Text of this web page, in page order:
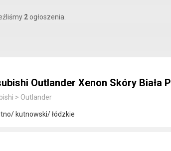
2 ogłoszenia.
Outlander Xenon Skóry Biała
> Outlander
kutnowski/ łódzkie